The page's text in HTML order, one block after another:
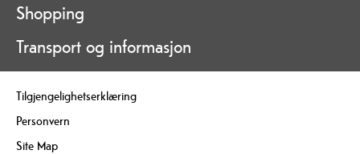
Shopping
Transport og informasjon
Tilgjengelighetserklæring
Personvern
Site Map